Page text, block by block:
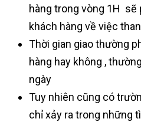
hàng trong vòng 1H sẽ
khách hàng về việc
Thời gian giao thường
hàng hay không ,
ngày
Tuy nhiên cũng có
chỉ xảy ra trong những